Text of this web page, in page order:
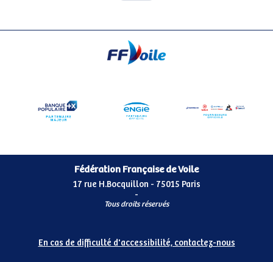
Fédération Française de Voile
17 rue H.Bocquillon - 75015 Paris
-
Tous droits réservés
En cas de difficulté d'accessibilité, contactez-nous